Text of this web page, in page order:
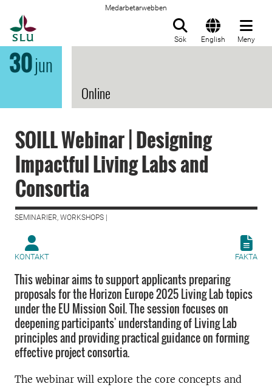
Medarbetarwebben
Sök English Meny
30jun
Online
SOILL Webinar | Designing
Impactful Living Labs and
Consortia
SEMINARIER, WORKSHOPS |
KONTAKT FAKTA
This webinar aims to support applicants preparing
proposals for the Horizon Europe 2025 Living Lab topics
under the EU Mission Soil. The session focuses on
deepening participants' understanding of Living Lab
principles and providing practical guidance on forming
effective project consortia.
The webinar will explore the core concepts and